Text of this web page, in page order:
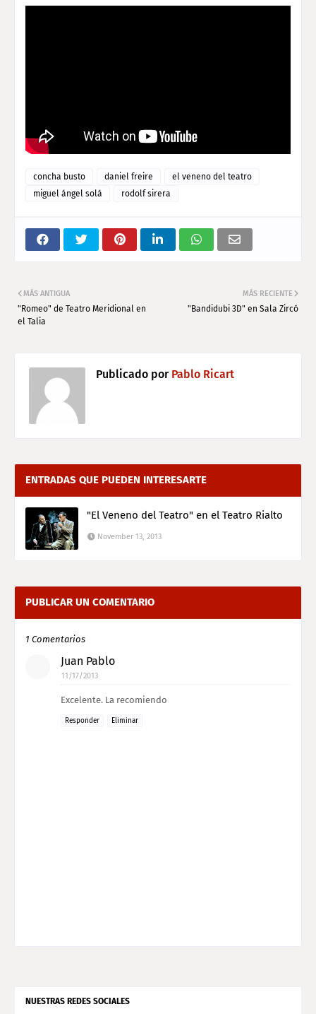
concha busto daniel freire
el veneno del teatro
miguel ángel solá
rodolf sirera
MÁS RECIENTE
"Bandidubi 3D" en Sala Zircó
MÁS ANTIGUA
"Romeo" de Teatro Meridional en
el Talia
Publicado porPablo Ricart
ENTRADAS QUE PUEDEN INTERESARTE
"El Veneno del Teatro" en el Teatro Rialto
November 13, 2013
PUBLICAR UN COMENTARIO
1 Comentarios
Juan Pablo
11/17/2013
Excelente. La recomiendo
Responder Eliminar
NUESTRAS REDES SOCIALES